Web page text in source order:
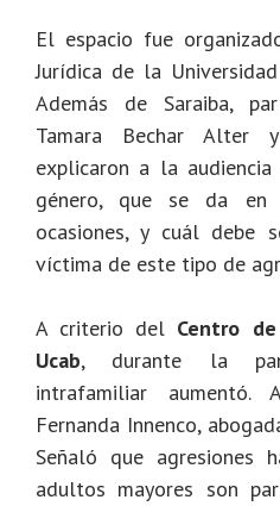
El espacio fue
Jurídica de la
Además de Saraiba,
Tamara Bechar Alter
explicaron a la
género, que se da
ocasiones, y cuál debe
víctima de este tipo de
A criterio del Centro
Ucab, durante la
intrafamiliar
Fernanda Innenco,
Señaló que agresiones
adultos mayores son